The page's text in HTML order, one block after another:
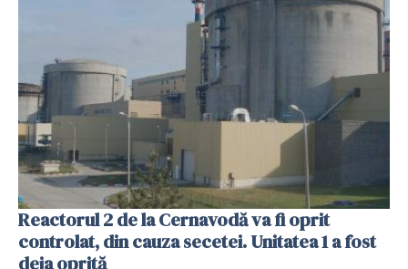
Reactorul 2 de la Cernavodă va fi oprit
controlat, din cauza secetei. Unitatea 1 a fost
deja oprită